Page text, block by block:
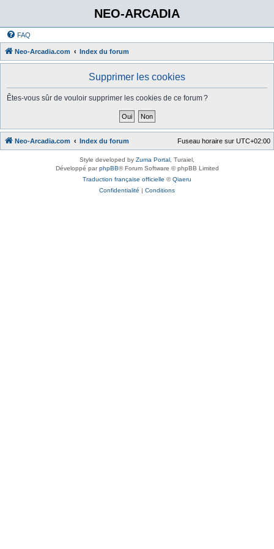
NEO-ARCADIA
FAQ
Neo-Arcadia.com Index du forum
Supprimer les cookies
Êtes-vous sûr de vouloir supprimer les cookies de ce forum ?
Neo-Arcadia.com Index du forum Fuseau horaire sur UTC+02:00
Style developed by Zuma Portal , Turaiel,
Développé parphpBB® Forum Software © phpBB Limited
Traduction française officielle ©Qiaeru
Confidentialité | Conditions